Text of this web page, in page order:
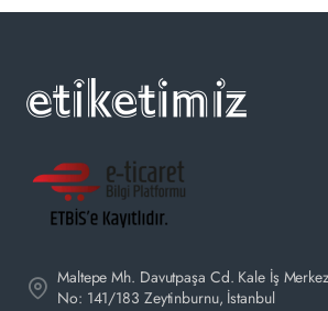
Maltepe Mh. Davutpaşa Cd. Kale İş
No: 141/183 Zeytinburnu, İstanbul